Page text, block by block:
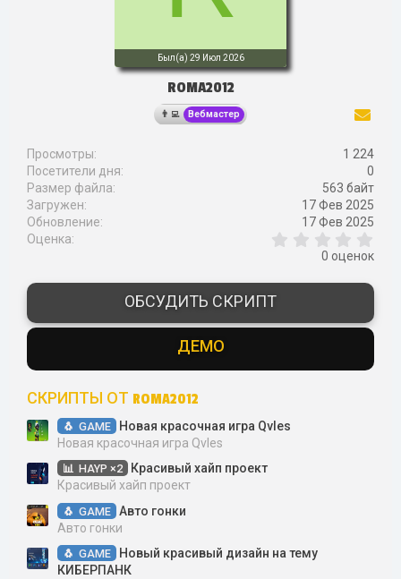
Был(а) 29 Июл 2026
ROMA2012
Вебмастер
Просмотры
1 224
Посетители дня
0
Размер файла
563 байт
Загружен
17 Фев 2025
Обновление
17 Фев 2025
Оценка
,
з
ё
з
0 оценок
ОБСУДИТЬ СКРИПТ
ДЕМО
СКРИПТЫ ОТ ROMA2012
GAME
Новая красочная игра Qvles
Новая красочная игра Qvles
HAYP ×2
Красивый хайп проект
Красивый хайп проект
GAME Авто гонки
Авто гонки
GAME
Новый красивый дизайн на тему
КИБЕРПАНК